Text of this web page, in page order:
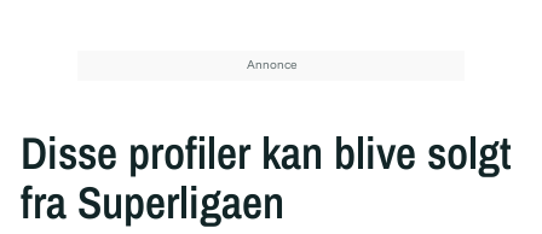
Disse profiler kan blive solgt
fra Superligaen